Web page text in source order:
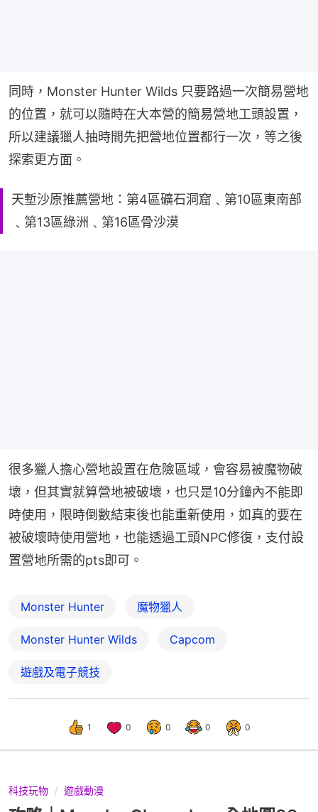
同時，Monster Hunter Wilds 只要路過一次簡易營地
的位置，就可以隨時在大本營的簡易營地工頭設置，
所以建議獵人抽時間先把營地位置都行一次，等之後
探索更方面。
天塹沙原推薦營地：第4區礦石洞窟﹑第10區東南部
﹑第13區綠洲﹑第16區骨沙漠
很多獵人擔心營地設置在危險區域，會容易被魔物破
壞，但其實就算營地被破壞，也只是10分鐘內不能即
時使用，限時倒數結束後也能重新使用，如真的要在
被破壞時使用營地，也能透過工頭NPC修復，支付設
置營地所需的pts即可。
Monster Hunter 魔物獵人
Monster Hunter Wilds Capcom
遊戲及電子競技
1 0 0 0 0
科技玩物 遊戲動漫